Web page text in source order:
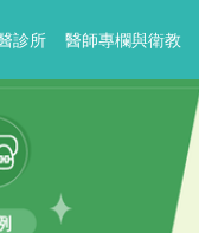
診所 醫師專欄與衛教